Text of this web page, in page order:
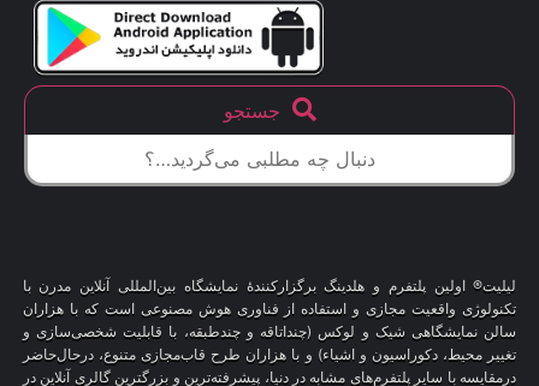
جستجو
لیلیت® اولین پلتفرم و هلدینگ برگزارکنندهٔ نمایشگاه بین‌المللی آنلاین مدرن با
تکنولوژی واقعیت مجازی و استفاده از فناوری هوش مصنوعی است که با هزاران
سالن نمایشگاهی شیک و لوکس (چنداتاقه و چندطبقه، با قابلیت شخصی‌سازی و
تغییر محیط، دکوراسیون و اشیاء) و با هزاران طرح قاب‌مجازی متنوع، درحال‌حاضر
درمقایسه با سایر پلتفرم‌های مشابه در دنیا، پیشرفته‌ترین و بزرگترین گالری آنلاین در